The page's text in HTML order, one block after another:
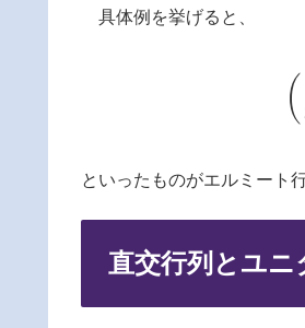
具体例を挙げると、
(
といったものがエルミート
直交行列とユニ